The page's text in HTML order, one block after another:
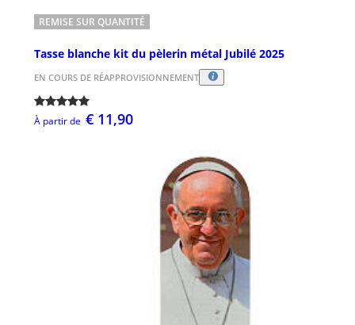
REMISE SUR QUANTITÉ
Tasse blanche kit du pèlerin métal Jubilé 2025
EN COURS DE RÉAPPROVISIONNEMENT
À partir de € 11,90